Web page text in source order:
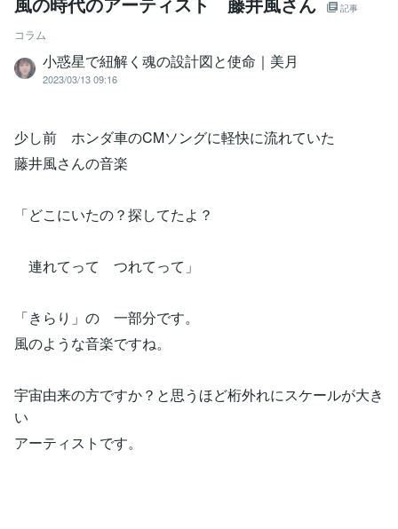
記事
コラム
小惑星で紐解く魂の設計図と使命｜美月
2023/03/13 09:16
少し前 ホンダ車のCMソングに軽快に流れていた
藤井風さんの音楽
「どこにいたの？探してたよ？
連れてって つれてって」
「きらり」の 一部分です。
風のような音楽ですね。
宇宙由来の方ですか？と思うほど桁外れにスケールが大き
い
アーティストです。